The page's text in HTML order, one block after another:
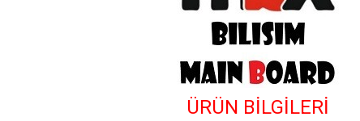
ÜRÜN BİLGİLERİ